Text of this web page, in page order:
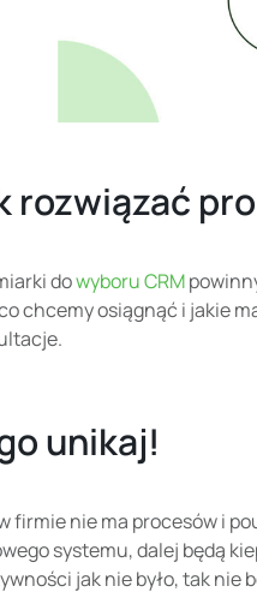
rozwiązać
dowyboru CRM
chcemy osiągnąć i jakie
unikaj!
firmie nie ma procesów i
systemu, dalej będą
jak nie było, tak nie